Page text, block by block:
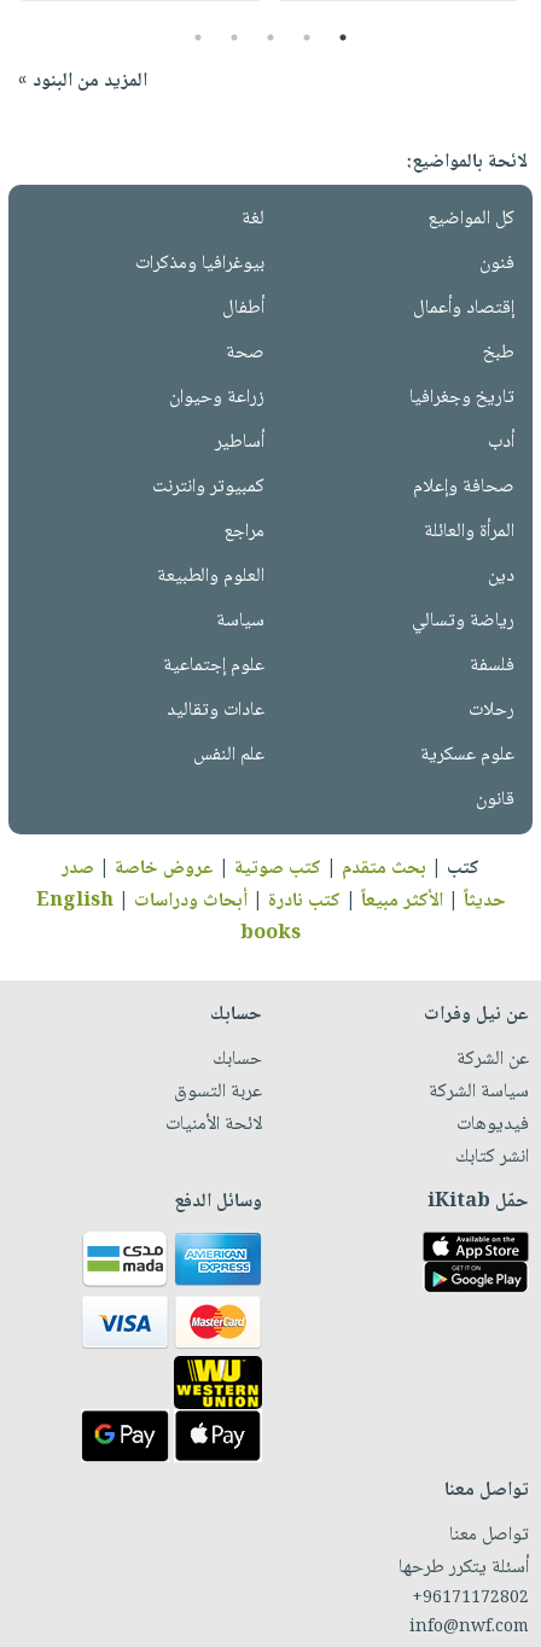
1
2
3
4
5
المزيد من البنود »
لائحة بالمواضيع:
كل المواضيع
لغة
فنون
بيوغرافيا ومذكرات
إقتصاد وأعمال
أطفال
طبخ
صحة
تاريخ وجغرافيا
زراعة وحيوان
أدب
أساطير
صحافة وإعلام
كمبيوتر وانترنت
المرأة والعائلة
مراجع
دين
العلوم والطبيعة
رياضة وتسالي
سياسة
فلسفة
علوم إجتماعية
رحلات
عادات وتقاليد
علوم عسكرية
علم النفس
قانون
كتب | بحث متقدم | كتب صوتية | عروض خاصة | صدر
حديثاً |الأكثر مبيعاً | كتب نادرة |أبحاث ودراسات |
English
books
عن نيل وفرات
عن الشركة
سياسة الشركة
فيديوهات
انشر كتابك
حسابك
حسابك
عربة التسوق
لائحة الأمنيات
حمّل iKitab وسائل الدفع
تواصل معنا
تواصل معنا
أسئلة يتكرر طرحها
+96171172802
info@nwf.com